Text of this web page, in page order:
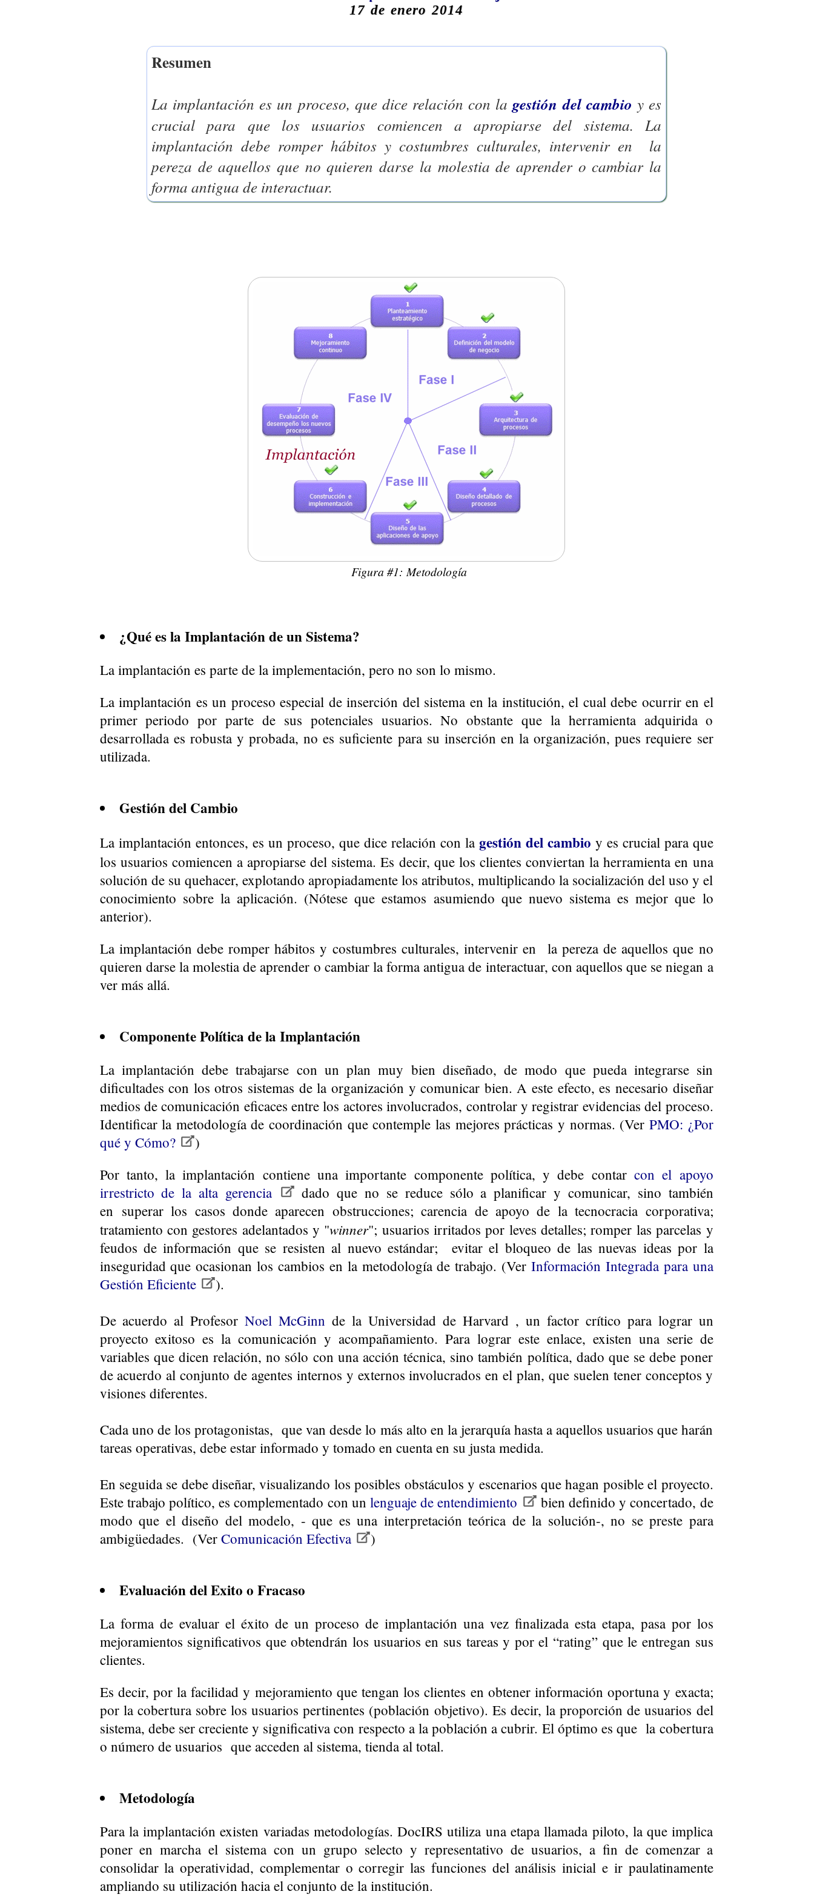
17 de enero 2014
Resumen
La implantación es un proceso, que dice relación con lagestión del cambio y es
crucial para que los usuarios comiencen a apropiarse del sistema. La
implantación debe romper hábitos y costumbres culturales, intervenir en la
pereza de aquellos que no quieren darse la molestia de aprender o cambiar la
forma antigua de interactuar.
Figura #1: Metodología
¿Qué es la Implantación de un Sistema?
La implantación es parte de la implementación, pero no son lo mismo.
La implantación es un proceso especial de inserción del sistema en la institución, el cual debe ocurrir en el
primer periodo por parte de sus potenciales usuarios. No obstante que la herramienta adquirida o
desarrollada es robusta y probada, no es suficiente para su inserción en la organización, pues requiere ser
utilizada.
Gestión del Cambio
La implantación entonces, es un proceso, que dice relación con la gestión del cambio y es crucial para que
los usuarios comiencen a apropiarse del sistema. Es decir, que los clientes conviertan la herramienta en una
solución de su quehacer, explotando apropiadamente los atributos, multiplicando la socialización del uso y el
conocimiento sobre la aplicación. (Nótese que estamos asumiendo que nuevo sistema es mejor que lo
anterior).
La implantación debe romper hábitos y costumbres culturales, intervenir en la pereza de aquellos que no
quieren darse la molestia de aprender o cambiar la forma antigua de interactuar, con aquellos que se niegan a
ver más allá.
Componente Política de la Implantación
La implantación debe trabajarse con un plan muy bien diseñado, de modo que pueda integrarse sin
dificultades con los otros sistemas de la organización y comunicar bien. A este efecto, es necesario diseñar
medios de comunicación eficaces entre los actores involucrados, controlar y registrar evidencias del proceso.
Identificar la metodología de coordinación que contemple las mejores prácticas y normas. (Ver PMO: ¿Por
qué y Cómo?
)
Por tanto, la implantación contiene una importante componente política, y debe contar con el apoyo
irrestricto de la alta gerencia
dado que no se reduce sólo a planificar y comunicar, sino también
en superar los casos donde aparecen obstrucciones; carencia de apoyo de la tecnocracia corporativa;
tratamiento con gestores adelantados y "winner"; usuarios irritados por leves detalles; romper las parcelas y
feudos de información que se resisten al nuevo estándar; evitar el bloqueo de las nuevas ideas por la
inseguridad que ocasionan los cambios en la metodología de trabajo. (Ver Información Integrada para una
Gestión Eficiente
).
De acuerdo al ProfesorNoel McGinn de la Universidad de Harvard , un factor crítico para lograr un
proyecto exitoso es la comunicación y acompañamiento. Para lograr este enlace, existen una serie de
variables que dicen relación, no sólo con una acción técnica, sino también política, dado que se debe poner
de acuerdo al conjunto de agentes internos y externos involucrados en el plan, que suelen tener conceptos y
visiones diferentes.
Cada uno de los protagonistas, que van desde lo más alto en la jerarquía hasta a aquellos usuarios que harán
tareas operativas, debe estar informado y tomado en cuenta en su justa medida.
En seguida se debe diseñar, visualizando los posibles obstáculos y escenarios que hagan posible el proyecto.
Este trabajo político, es complementado con un lenguaje de entendimiento
bien definido y concertado, de
modo que el diseño del modelo, - que es una interpretación teórica de la solución-, no se preste para
ambigüedades. (Ver Comunicación Efectiva )
Evaluación del Exito o Fracaso
La forma de evaluar el éxito de un proceso de implantación una vez finalizada esta etapa, pasa por los
mejoramientos significativos que obtendrán los usuarios en sus tareas y por el “rating” que le entregan sus
clientes.
Es decir, por la facilidad y mejoramiento que tengan los clientes en obtener información oportuna y exacta;
por la cobertura sobre los usuarios pertinentes (población objetivo). Es decir, la proporción de usuarios del
sistema, debe ser creciente y significativa con respecto a la población a cubrir. El óptimo es que la cobertura
o número de usuarios que acceden al sistema, tienda al total.
Metodología
Para la implantación existen variadas metodologías. DocIRS utiliza una etapa llamada piloto, la que implica
poner en marcha el sistema con un grupo selecto y representativo de usuarios, a fin de comenzar a
consolidar la operatividad, complementar o corregir las funciones del análisis inicial e ir paulatinamente
ampliando su utilización hacia el conjunto de la institución.